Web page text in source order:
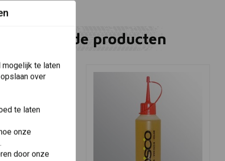
Gerelateerde producten
mogelijk te laten
over
te laten
onze
door onze